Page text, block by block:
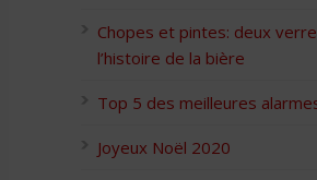
Chopes et pintes: deux
l’histoire de la bière
Top 5 des meilleures
Joyeux Noël 2020